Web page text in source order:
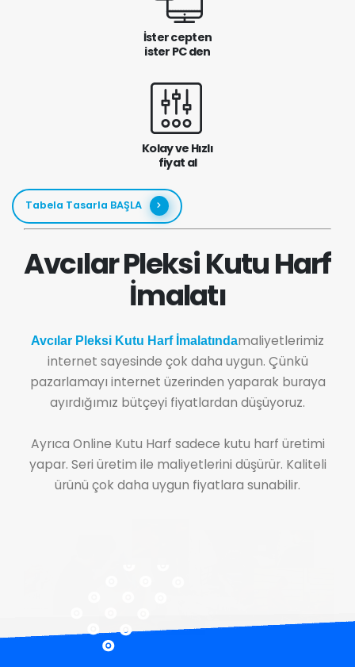
İster cepten
ister PC den
Kolay ve Hızlı
fiyat al
Tabela Tasarla BAŞLA
Avcılar Pleksi Kutu Harf
İmalatı
Avcılar Pleksi Kutu Harf İmalatındamaliyetlerimiz
internet sayesinde çok daha uygun. Çünkü
pazarlamayı internet üzerinden yaparak buraya
ayırdığımız bütçeyi fiyatlardan düşüyoruz.
Ayrıca Online Kutu Harf sadece kutu harf üretimi
yapar. Seri üretim ile maliyetlerini düşürür. Kaliteli
ürünü çok daha uygun fiyatlara sunabilir.